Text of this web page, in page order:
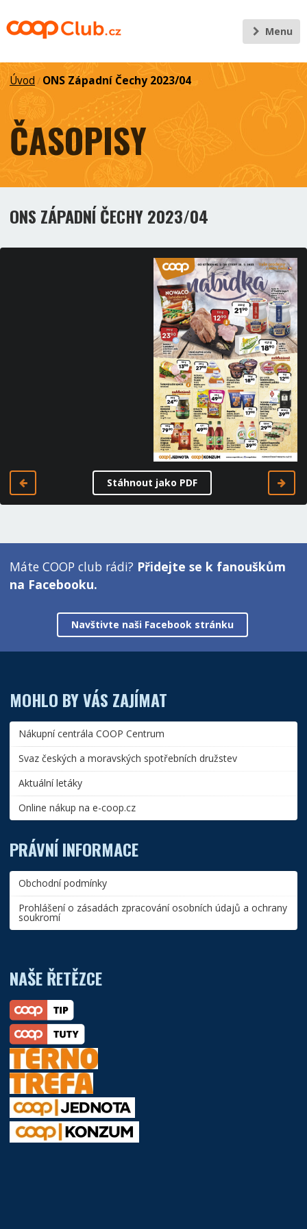
Menu
Úvod / ONS Západní Čechy 2023/04
ČASOPISY
ONS ZÁPADNÍ ČECHY 2023/04
Stáhnout jako PDF
Máte COOP club rádi? Přidejte se k fanouškům
na Facebooku.
Navštivte naši Facebook stránku
MOHLO BY VÁS ZAJÍMAT
Nákupní centrála COOP Centrum
Svaz českých a moravských spotřebních družstev
Aktuální letáky
Online nákup na e-coop.cz
PRÁVNÍ INFORMACE
Obchodní podmínky
Prohlášení o zásadách zpracování osobních údajů a ochrany
soukromí
NAŠE ŘETĚZCE